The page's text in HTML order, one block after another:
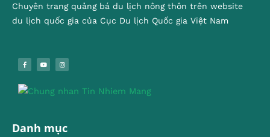
Chuyên trang quảng bá du lịch nông thôn trên website
du lịch quốc gia của Cục Du lịch Quốc gia Việt Nam
Danh mục